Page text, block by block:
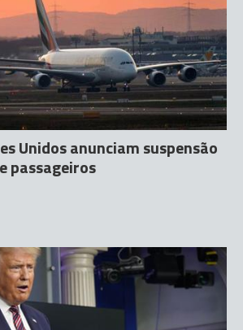
Unidos anunciam suspensão
passageiros